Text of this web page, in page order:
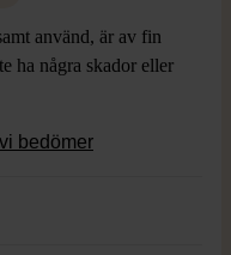
använd, är av fin
ha några skador eller
bedömer